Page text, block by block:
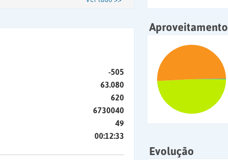
-505
63.080
620
6730040
49
00:12:33
Aproveitamento
Evolução